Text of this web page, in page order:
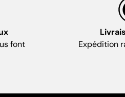
font
Expédition